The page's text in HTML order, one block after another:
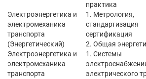
практика
Электроэнергетика и
электромеханика
транспорта
(Энергетический)
1. Метрология,
стандартизация
сертификация
2. Общая
Электроэнергетика и
электромеханика
транспорта
1. Системы
электрического